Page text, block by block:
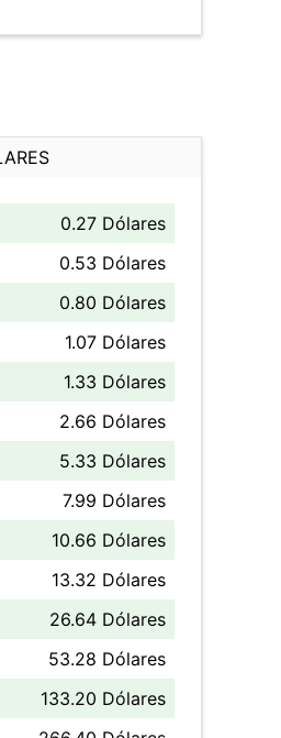
0.27 Dólares
0.53 Dólares
0.80 Dólares
1.07 Dólares
1.33 Dólares
2.66 Dólares
5.33 Dólares
7.99 Dólares
10.66 Dólares
13.32 Dólares
26.64 Dólares
53.28 Dólares
133.20 Dólares